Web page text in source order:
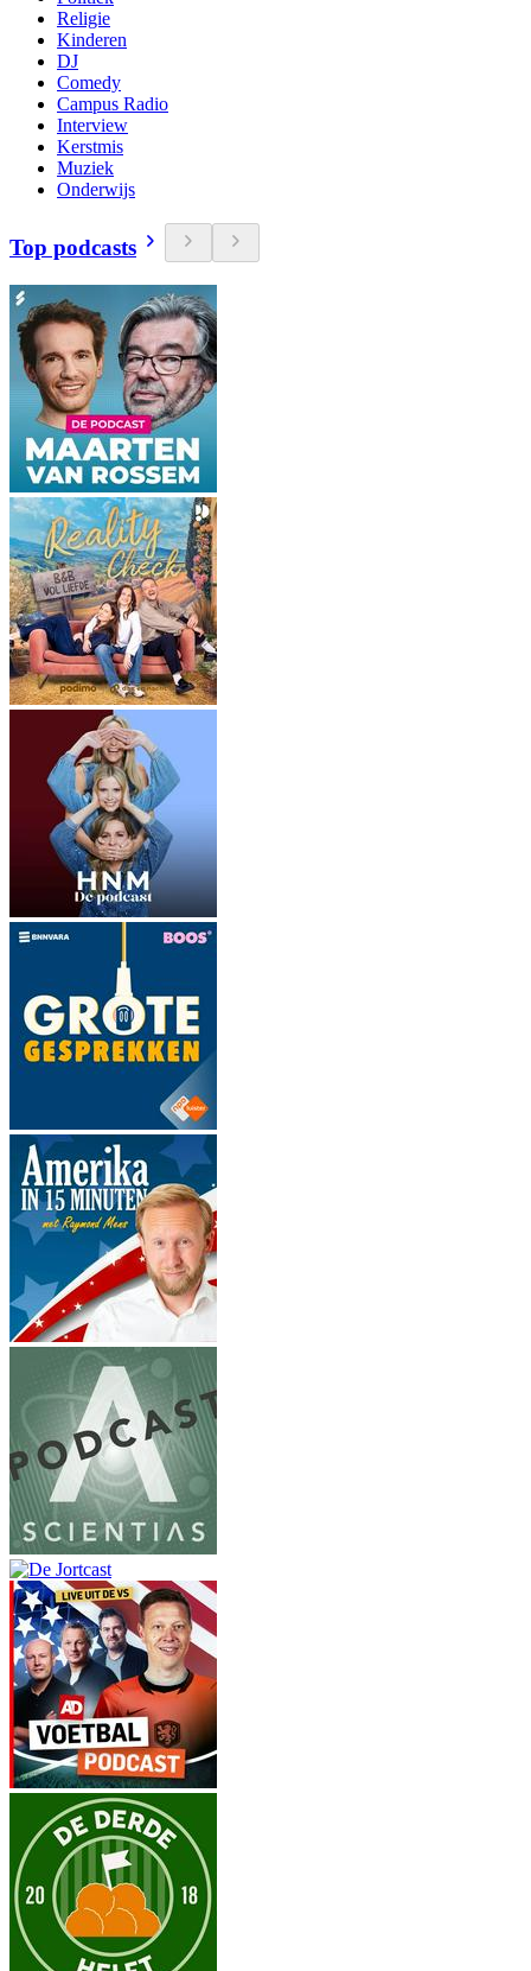
Religie
Kinderen
DJ
Comedy
Campus Radio
Interview
Kerstmis
Muziek
Onderwijs
Top podcasts